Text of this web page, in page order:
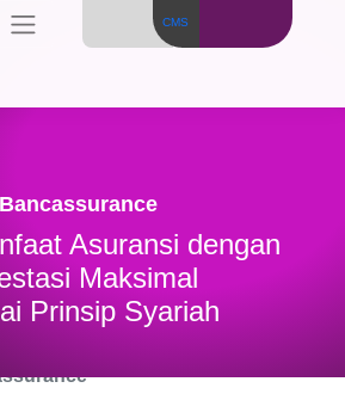
CMS
Bancassurance
Asuransi dengan
Maksimal
Prinsip Syariah